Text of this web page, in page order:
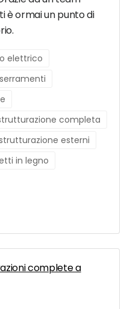
è ormai un punto di
elettrico
completa
esterni
in legno
complete a